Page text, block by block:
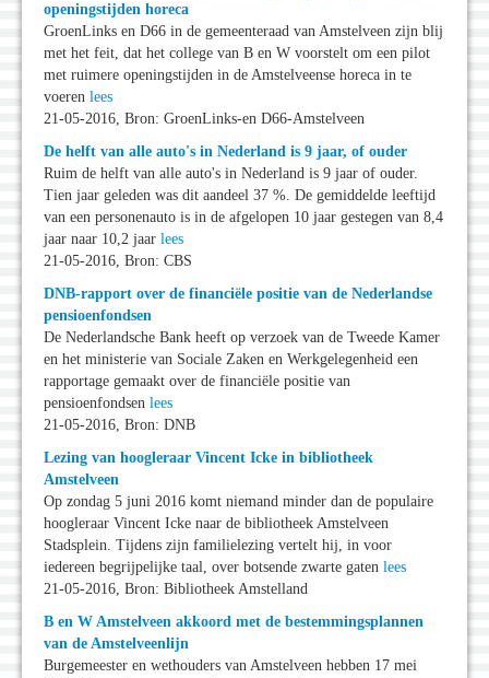
openingstijden horeca
GroenLinks en D66 in de gemeenteraad van Amstelveen zijn blij
met het feit, dat het college van B en W voorstelt om een pilot
met ruimere openingstijden in de Amstelveense horeca in te
voeren lees
21-05-2016, Bron: GroenLinks-en D66-Amstelveen
De helft van alle auto's in Nederland is 9 jaar, of ouder
Ruim de helft van alle auto's in Nederland is 9 jaar of ouder.
Tien jaar geleden was dit aandeel 37 %. De gemiddelde leeftijd
van een personenauto is in de afgelopen 10 jaar gestegen van 8,4
jaar naar 10,2 jaar lees
21-05-2016, Bron: CBS
DNB-rapport over de financiële positie van de Nederlandse
pensioenfondsen
De Nederlandsche Bank heeft op verzoek van de Tweede Kamer
en het ministerie van Sociale Zaken en Werkgelegenheid een
rapportage gemaakt over de financiële positie van
pensioenfondsen lees
21-05-2016, Bron: DNB
Lezing van hoogleraar Vincent Icke in bibliotheek
Amstelveen
Op zondag 5 juni 2016 komt niemand minder dan de populaire
hoogleraar Vincent Icke naar de bibliotheek Amstelveen
Stadsplein. Tijdens zijn familielezing vertelt hij, in voor
iedereen begrijpelijke taal, over botsende zwarte gaten lees
21-05-2016, Bron: Bibliotheek Amstelland
B en W Amstelveen akkoord met de bestemmingsplannen
van de Amstelveenlijn
Burgemeester en wethouders van Amstelveen hebben 17 mei